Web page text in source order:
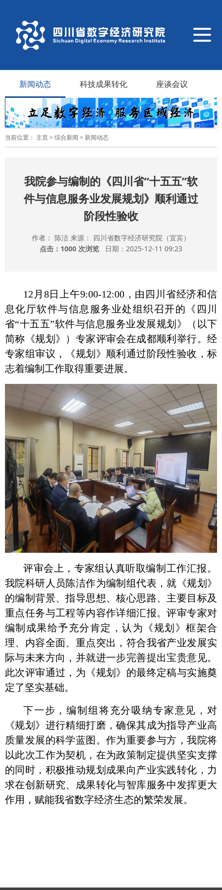
导
航
换
新闻动态
科技成果转化 座谈会议
当前位置： 主页> 综合新闻 > 新闻动态
我院参与编制的《四川省“十五五”软
件与信息服务业发展规划》顺利通过
阶段性验收
作者： 陈洁 来源： 四川省数字经济研究院（宜宾）
点击： 1000 次浏览 日期：2025-12-11 09:23
12月8日上午9:00-12:00，由四川省经济和信
息化厅软件与信息服务业处组织召开的《四川
省“十五五”软件与信息服务业发展规划》（以下
简称《规划》）专家评审会在成都顺利举行。经
专家组审议，《规划》顺利通过阶段性验收，标
志着编制工作取得重要进展。
评审会上，专家组认真听取编制工作汇报。
我院科研人员陈洁作为编制组代表，就《规划》
的编制背景、指导思想、核心思路、主要目标及
重点任务与工程等内容作详细汇报。评审专家对
编制成果给予充分肯定，认为《规划》框架合
理、内容全面、重点突出，符合我省产业发展实
际与未来方向，并就进一步完善提出宝贵意见。
此次评审通过，为《规划》的最终定稿与实施奠
定了坚实基础。
下一步，编制组将充分吸纳专家意见，对
《规划》进行精细打磨，确保其成为指导产业高
质量发展的科学蓝图。作为重要参与方，我院将
以此次工作为契机，在为政策制定提供坚实支撑
的同时，积极推动规划成果向产业实践转化，力
求在创新研究、成果转化与智库服务中发挥更大
作用，赋能我省数字经济生态的繁荣发展。